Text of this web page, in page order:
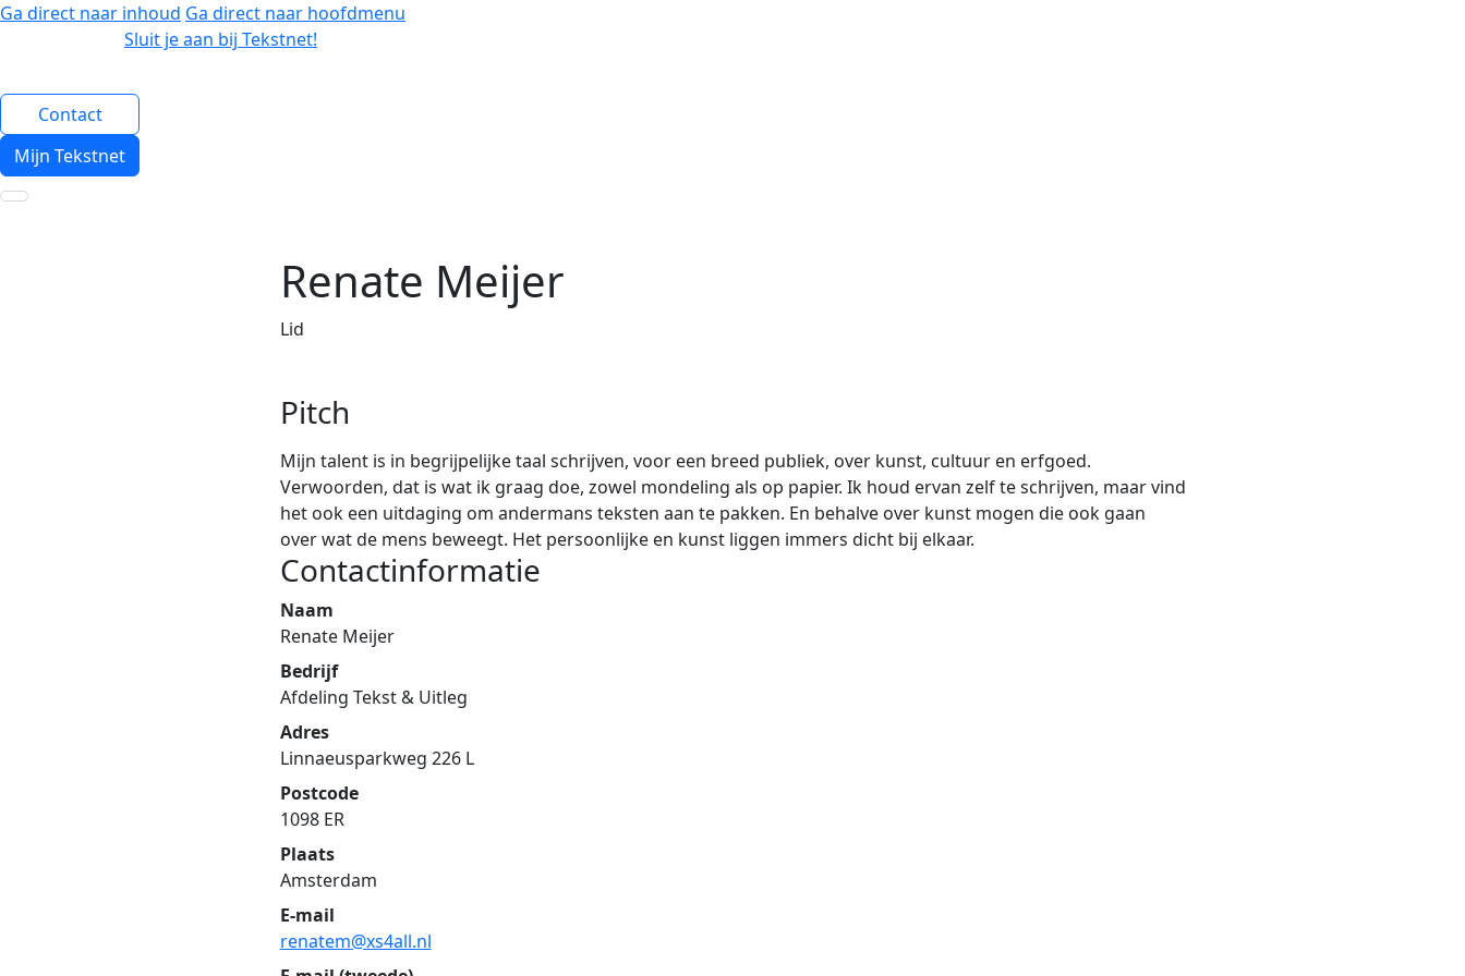
Ga direct naar inhoud Ga direct naar hoofdmenu
Sluit je aan bij Tekstnet!
Contact
Mijn Tekstnet
Renate Meijer
Lid
Pitch
Mijn talent is in begrijpelijke taal schrijven, voor een breed publiek, over kunst, cultuur en erfgoed.
Verwoorden, dat is wat ik graag doe, zowel mondeling als op papier. Ik houd ervan zelf te schrijven, maar vind
het ook een uitdaging om andermans teksten aan te pakken. En behalve over kunst mogen die ook gaan
over wat de mens beweegt. Het persoonlijke en kunst liggen immers dicht bij elkaar.
Contactinformatie
Naam
Renate Meijer
Bedrijf
Afdeling Tekst & Uitleg
Adres
Linnaeusparkweg 226 L
Postcode
1098 ER
Plaats
Amsterdam
E-mail
renatem@xs4all.nl